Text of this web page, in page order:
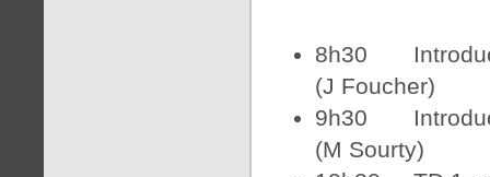
8h30
(J Foucher)
9h30
(M Sourty)